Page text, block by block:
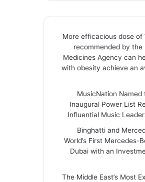
More efficacious dose of
recommended by the
Medicines Agency can
with obesity achieve an
MusicNation Named
Inaugural Power List
Influential Music
Binghatti and
World’s First Mercedes-
Dubai with an
The Middle East’s Most